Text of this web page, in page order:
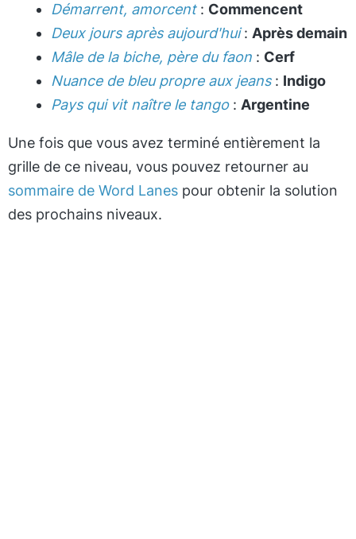
Démarrent, amorcent: Commencent
Deux jours après aujourd'hui: Après demain
Mâle de la biche, père du faon : Cerf
Nuance de bleu propre aux jeans: Indigo
Pays qui vit naître le tango: Argentine
Une fois que vous avez terminé entièrement la
grille de ce niveau, vous pouvez retourner au
sommaire de Word Lanes pour obtenir la solution
des prochains niveaux.